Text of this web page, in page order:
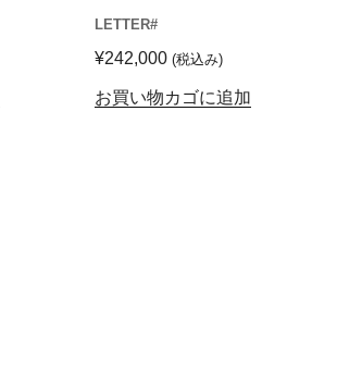
LETTER#
¥242,000 (税込み)
お買い物カゴに追加